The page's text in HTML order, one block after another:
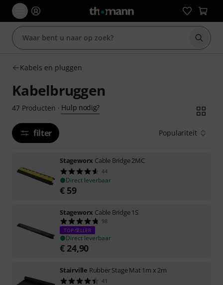
Zoek
Kabels en pluggen
Kabelbruggen
47 Producten · Hulp nodig?
filter Populariteit
Stageworx Cable Bridge 2MC
44
Direct leverbaar
€ 59
Stageworx Cable Bridge 1S
98
TOP-SELLER
Direct leverbaar
€ 24,90
Stairville Rubber Stage Mat 1m x 2m
41